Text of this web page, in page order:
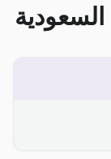
السعودية